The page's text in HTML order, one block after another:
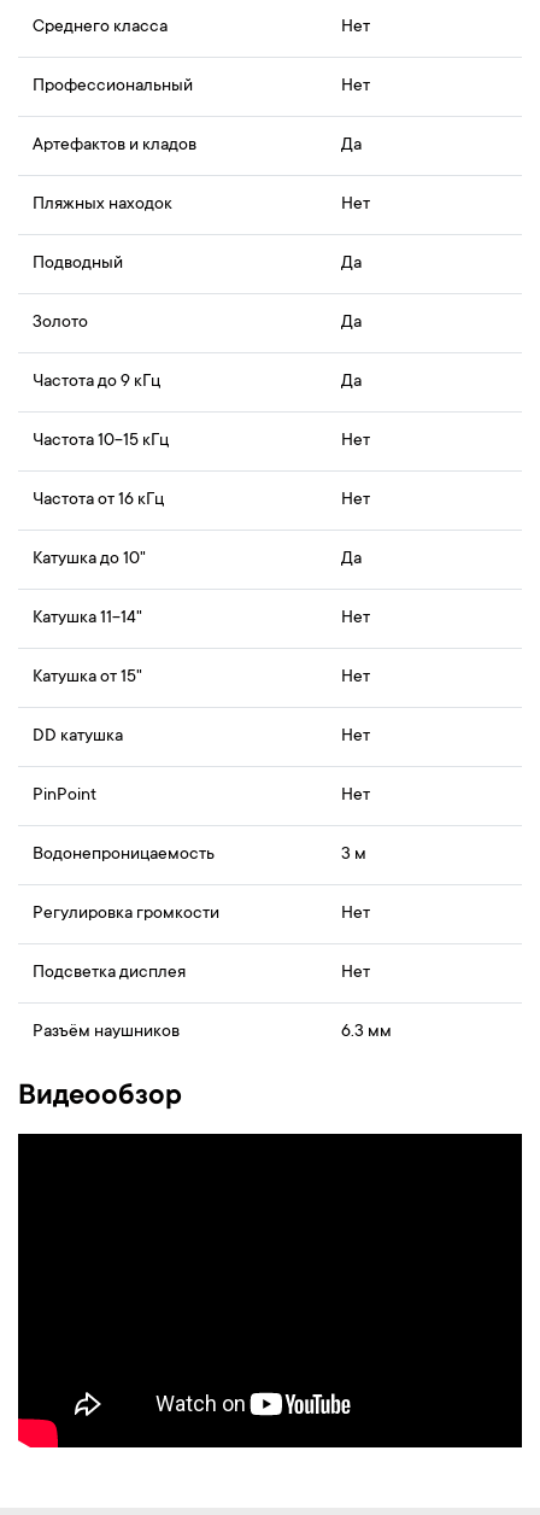
Cреднего класса Нет
Профессиональный Нет
Артефактов и кладов Да
Пляжных находок Нет
Подводный Да
Золото Да
Частота до 9 кГц Да
Частота 10-15 кГц Нет
Частота от 16 кГц Нет
Катушка до 10" Да
Катушка 11-14" Нет
Катушка от 15" Нет
DD катушка Нет
PinPoint Нет
Водонепроницаемость 3 м
Регулировка громкости Нет
Подсветка дисплея Нет
Разъём наушников 6.3 мм
Видеообзор